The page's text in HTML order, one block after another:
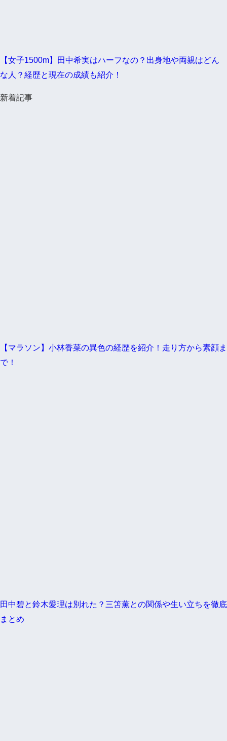
【女子1500m】田中希実はハーフなの？出身地や両親はどん
な人？経歴と現在の成績も紹介！
新着記事
【マラソン】小林香菜の異色の経歴を紹介！走り方から素顔ま
で！
田中碧と鈴木愛理は別れた？三笘薫との関係や生い立ちを徹底
まとめ